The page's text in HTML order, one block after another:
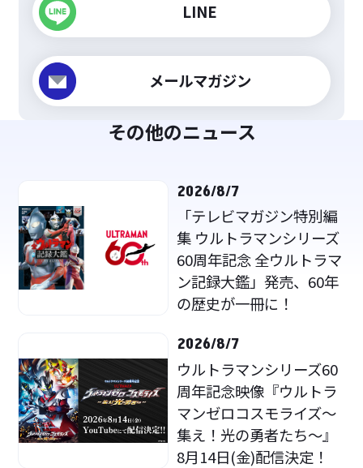
LINE
メールマガジン
その他のニュース
2026/8/7
「テレビマガジン特別編
集 ウルトラマンシリーズ
60周年記念 全ウルトラマ
ン記録大鑑」発売、60年
の歴史が一冊に！
2026/8/7
ウルトラマンシリーズ60
周年記念映像『ウルトラ
マンゼロコスモライズ～
集え！光の勇者たち～』
8月14日(金)配信決定！